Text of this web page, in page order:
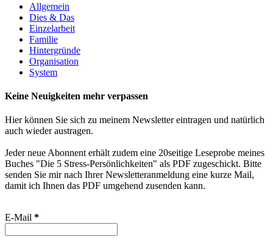
Allgemein
Dies & Das
Einzelarbeit
Familie
Hintergründe
Organisation
System
Keine Neuigkeiten mehr verpassen
Hier können Sie sich zu meinem Newsletter eintragen und natürlich
auch wieder austragen.
Jeder neue Abonnent erhält zudem eine 20seitige Leseprobe meines
Buches "Die 5 Stress-Persönlichkeiten" als PDF zugeschickt. Bitte
senden Sie mir nach Ihrer Newsletteranmeldung eine kurze Mail,
damit ich Ihnen das PDF umgehend zusenden kann.
E-Mail *